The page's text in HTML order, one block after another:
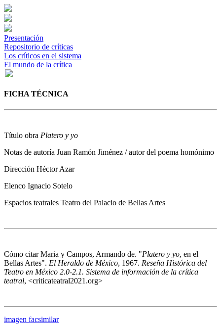
Presentación
Repositorio de críticas
Los críticos en el sistema
El mundo de la crítica
FICHA TÉCNICA
Título obra Platero y yo
Notas de autoría Juan Ramón Jiménez / autor del poema homónimo
Dirección Héctor Azar
Elenco Ignacio Sotelo
Espacios teatrales Teatro del Palacio de Bellas Artes
Cómo citarMaria y Campos, Armando de. "Platero y yo, en el
Bellas Artes". El Heraldo de México, 1967. Reseña Histórica del
Teatro en México 2.0-2.1. Sistema de información de la crítica
teatral, <criticateatral2021.org>
imagen facsimilar